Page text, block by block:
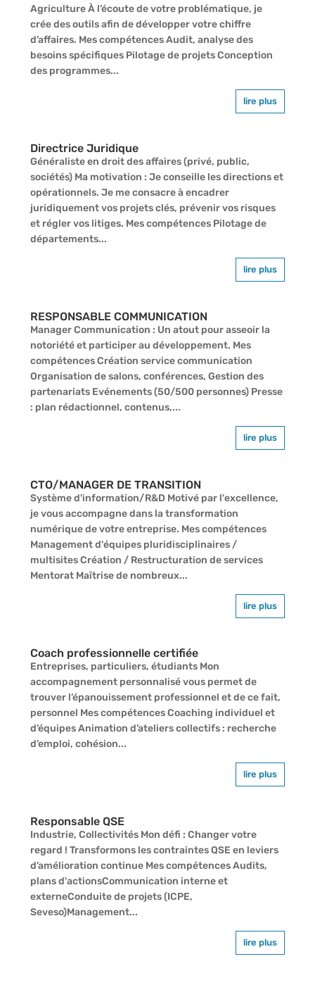
Agriculture À l’écoute de votre problématique, je
crée des outils afin de développer votre chiffre
d’affaires. Mes compétences Audit, analyse des
besoins spécifiques Pilotage de projets Conception
des programmes...
lire plus
Directrice Juridique
Généraliste en droit des affaires (privé, public,
sociétés) Ma motivation : Je conseille les directions et
opérationnels. Je me consacre à encadrer
juridiquement vos projets clés, prévenir vos risques
et régler vos litiges. Mes compétences Pilotage de
départements...
lire plus
RESPONSABLE COMMUNICATION
Manager Communication : Un atout pour asseoir la
notoriété et participer au développement. Mes
compétences Création service communication
Organisation de salons, conférences, Gestion des
partenariats Evénements (50/500 personnes) Presse
: plan rédactionnel, contenus,...
lire plus
CTO/MANAGER DE TRANSITION
Système d'information/R&D Motivé par l'excellence,
je vous accompagne dans la transformation
numérique de votre entreprise. Mes compétences
Management d'équipes pluridisciplinaires /
multisites Création / Restructuration de services
Mentorat Maîtrise de nombreux...
lire plus
Coach professionnelle certifiée
Entreprises, particuliers, étudiants Mon
accompagnement personnalisé vous permet de
trouver l’épanouissement professionnel et de ce fait,
personnel Mes compétences Coaching individuel et
d’équipes Animation d’ateliers collectifs : recherche
d’emploi, cohésion...
lire plus
Responsable QSE
Industrie, Collectivités Mon défi : Changer votre
regard ! Transformons les contraintes QSE en leviers
d’amélioration continue Mes compétences Audits,
plans d'actionsCommunication interne et
externeConduite de projets (ICPE,
Seveso)Management...
lire plus